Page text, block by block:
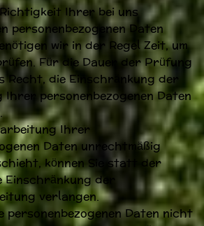
Ihrer bei uns
personenbezogenen Daten
wir in der Regel Zeit, um
Für die Dauer der Prüfung
Recht, die Einschränkung der
personenbezogenen Daten
Ihrer
Daten unrechtmäßig
können Sie statt der
der
verlangen.
personenbezogenen Daten nicht